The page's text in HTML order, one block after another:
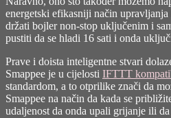
energetski efikasniji način
držati bojler non-stop uključenim i
pustiti da se hladi 16 sati i onda
Prave i doista inteligentne stvari
Smappee je u cijelosti IFTTT
standardom, a to otprilike znači da
Smappee na način da kada se
udaljenost da onda upali grijanje ili